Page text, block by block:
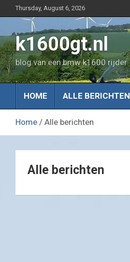
to
Thursday, August 6, 2026
k1600gt.nl
blog van een bmw k1600 rijder
HOME ALLE BERICHTEN
Home Alle berichten
Alle berichten